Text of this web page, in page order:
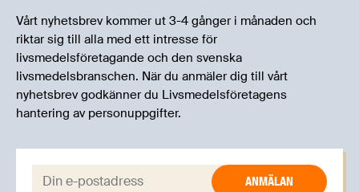
Vårt nyhetsbrev kommer ut 3-4 gånger i månaden och
riktar sig till alla med ett intresse för
livsmedelsföretagande och den svenska
livsmedelsbranschen. När du anmäler dig till vårt
nyhetsbrev godkänner du Livsmedelsföretagens
hantering av personuppgifter.
E-post: